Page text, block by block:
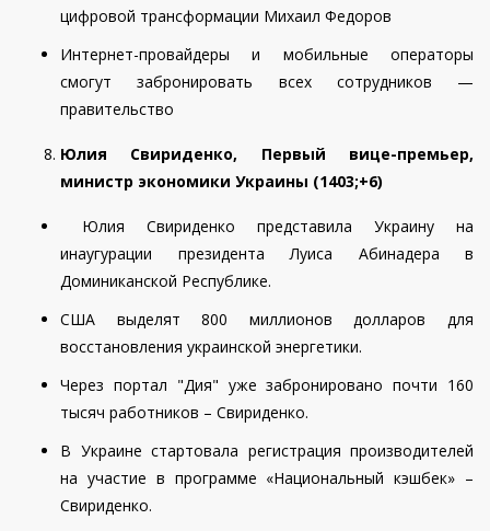
цифровой трансформации Михаил Федоров
Интернет-провайдеры и мобильные операторы
смогут забронировать всех сотрудников —
правительство
Юлия Свириденко, Первый вице-премьер,
министр экономики Украины (1403;+6)
Юлия Свириденко представила Украину на
инаугурации президента Луиса Абинадера в
Доминиканской Республике.
США выделят 800 миллионов долларов для
восстановления украинской энергетики.
Через портал "Дия" уже забронировано почти 160
тысяч работников – Свириденко.
В Украине стартовала регистрация производителей
на участие в программе «Национальный кэшбек» –
Свириденко.